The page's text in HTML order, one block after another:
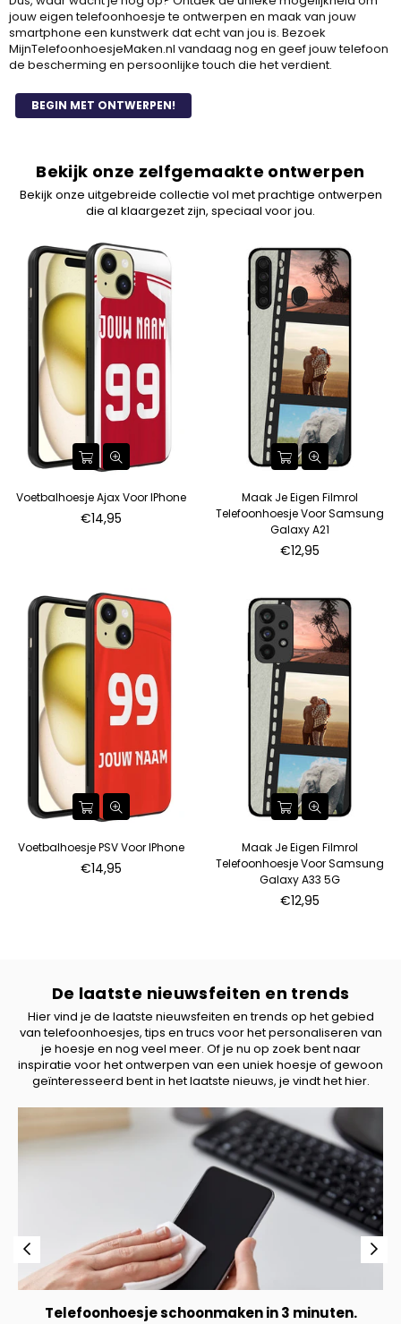
jouw eigen telefoonhoesje te ontwerpen en maak van jouw
smartphone een kunstwerk dat echt van jou is. Bezoek
MijnTelefoonhoesjeMaken.nl vandaag nog en geef jouw telefoon
de bescherming en persoonlijke touch die het verdient.
BEGIN MET ONTWERPEN!
Bekijk onze zelfgemaakte ontwerpen
Bekijk onze uitgebreide collectie vol met prachtige ontwerpen
die al klaargezet zijn, speciaal voor jou.
Voetbalhoesje Ajax Voor IPhone
€14,95
Maak Je Eigen Filmrol
Telefoonhoesje Voor Samsung
Galaxy A21
Normale
€12,95
Voetbalhoesje PSV Voor IPhone
€14,95
Maak Je Eigen Filmrol
Telefoonhoesje Voor Samsung
Galaxy A33 5G
€12,95
De laatste nieuwsfeiten en trends
Hier vind je de laatste nieuwsfeiten en trends op het gebied
van telefoonhoesjes, tips en trucs voor het personaliseren van
je hoesje en nog veel meer. Of je nu op zoek bent naar
inspiratie voor het ontwerpen van een uniek hoesje of gewoon
geïnteresseerd bent in het laatste nieuws, je vindt het hier.
Telefoonhoesje schoonmaken in 3 minuten.